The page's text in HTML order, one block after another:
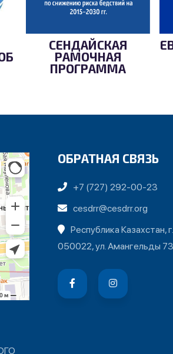
СЕНДАЙСКАЯ
РАМОЧНАЯ
ПРОГРАММА
ОБРАТНАЯ СВЯЗЬ
+7 (727) 292-00-23
cesdrr@cesdrr.org
Республика Казахстан,
050022, ул. Амангельды 73